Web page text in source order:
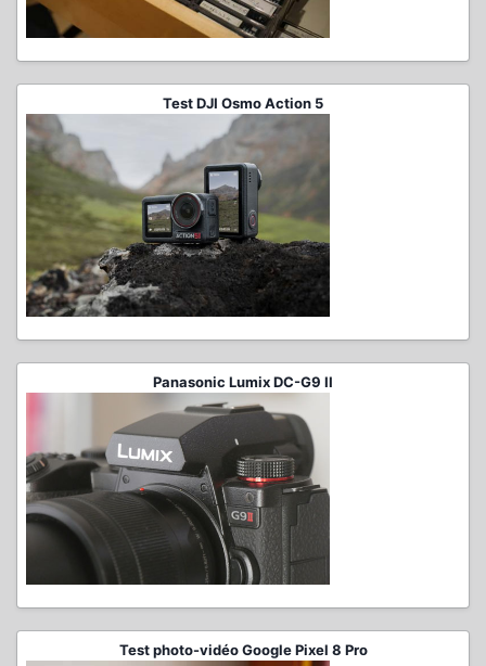
Test DJI Osmo Action 5
Panasonic Lumix DC-G9 II
Test photo-vidéo Google Pixel 8 Pro